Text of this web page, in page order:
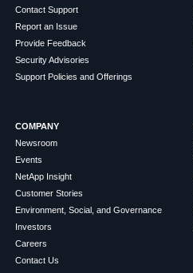
Contact Support
Report an Issue
Provide Feedback
Security Advisories
Support Policies and Offerings
COMPANY
Newsroom
Events
NetApp Insight
Customer Stories
Environment, Social, and Governance
Investors
Careers
Contact Us